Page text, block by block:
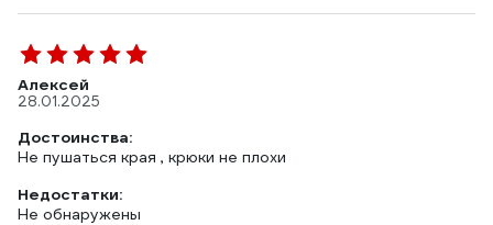
Алексей
28.01.2025
Достоинства:
Не пушаться края , крюки не плохи
Недостатки:
Не обнаружены